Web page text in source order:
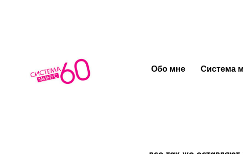
Обо мне Система
Я могла